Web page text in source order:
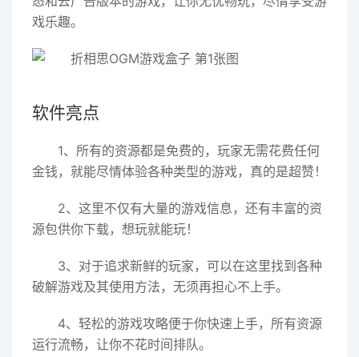
戏乐趣。
软件亮点
1、所有的资源都是免费的，玩家无需花费任何
金钱，就能尽情体验各种类型的游戏，真的是超赞！
2、这里不仅有大量的游戏信息，还有丰富的资
源包供你下载，想玩就能玩！
3、对于追求新鲜的玩家，可以在这里找到各种
破解游戏及其使用方法，无须再担心不上手。
4、轻松的游戏攻略便于你快速上手，所有资源
运行流畅，让你不花时间排队。